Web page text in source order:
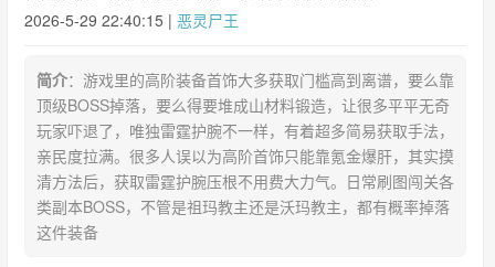
2026-5-29 22:40:15 | 恶灵尸王
简介：游戏里的高阶装备首饰大多获取门槛高到离谱，要么靠
顶级BOSS掉落，要么得要堆成山材料锻造，让很多平平无奇
玩家吓退了，唯独雷霆护腕不一样，有着超多简易获取手法，
亲民度拉满。很多人误以为高阶首饰只能靠氪金爆肝，其实摸
清方法后，获取雷霆护腕压根不用费大力气。日常刷图闯关各
类副本BOSS，不管是祖玛教主还是沃玛教主，都有概率掉落
这件装备